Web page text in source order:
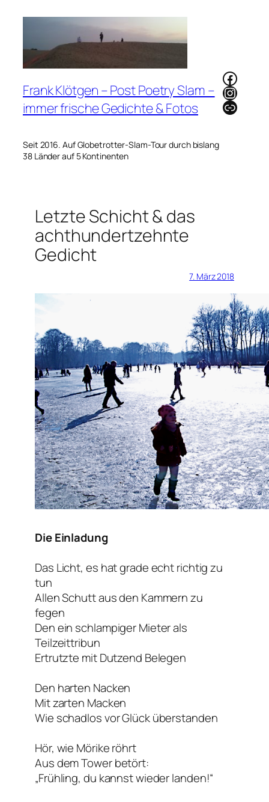
Frank Klötgen – Post Poetry Slam –
immer frische Gedichte & Fotos
Seit 2016. Auf Globetrotter-Slam-Tour durch bislang
38 Länder auf 5 Kontinenten
Link
Letzte Schicht & das
achthundertzehnte
Gedicht
7. März 2018
Die Einladung
Das Licht, es hat grade echt richtig zu
tun
Allen Schutt aus den Kammern zu
fegen
Den ein schlampiger Mieter als
Teilzeittribun
Ertrutzte mit Dutzend Belegen
Den harten Nacken
Mit zarten Macken
Wie schadlos vor Glück überstanden
Hör, wie Mörike röhrt
Aus dem Tower betört:
„Frühling, du kannst wieder landen!“